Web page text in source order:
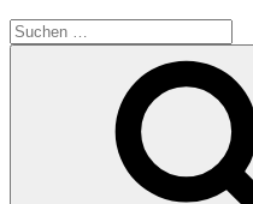
Suchen
nach: